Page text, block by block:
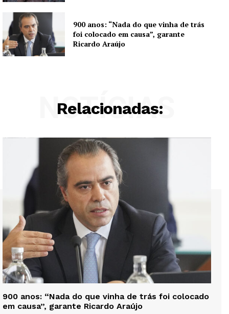
900 anos: “Nada do que vinha de trás
foi colocado em causa”, garante
Ricardo Araújo
Relacionadas:
NOTÍCIAS
900 anos: “Nada do que vinha de trás foi colocado
em causa”, garante Ricardo Araújo